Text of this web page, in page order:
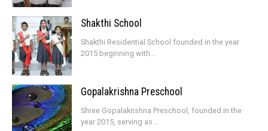
Shakthi School
Shakthi Residential School founded in the year
2015 beginning with...
Gopalakrishna Preschool
Shree Gopalakrishna Preschool, founded in the
year 2015, serving as...